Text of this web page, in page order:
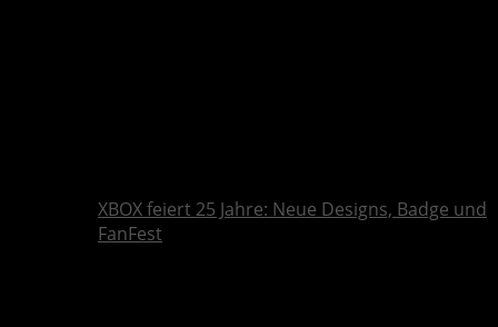
XBOX feiert 25 Jahre: Neue Designs, Badge und
FanFest